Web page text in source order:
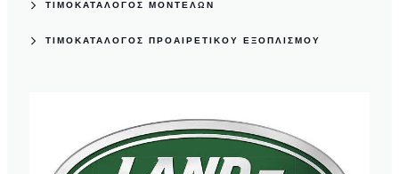
ΤΙΜΟΚΑΤΆΛΟΓΟΣ ΜΟΝΤΈΛΩΝ
ΤΙΜΟΚΑΤΆΛΟΓΟΣ ΠΡΟΑΙΡΕΤΙΚΟΎ ΕΞΟΠΛΙΣΜΟΎ